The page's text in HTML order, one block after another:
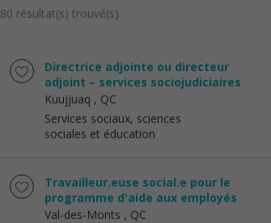
80 résultat(s) trouvé(s)
Directrice adjointe ou directeur
adjoint – services sociojudiciaires
Kuujjuaq , QC
Services sociaux, sciences
sociales et éducation
Travailleur.euse social.e pour le
programme d'aide aux employés
Val-des-Monts , QC